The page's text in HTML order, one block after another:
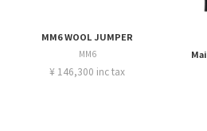
MM6 WOOL JUMPER
MM6
¥ 146,300 inc tax